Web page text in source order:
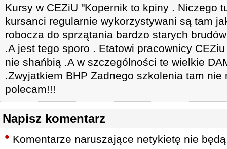
Kursy w CEZiU "Kopernik to kpiny . Niczego
kursanci regularnie wykorzystywani są tam
robocza do sprzątania bardzo starych
.A jest tego sporo . Etatowi pracownicy
nie shańbią .A w szczególności te wielkie
.Zwyjatkiem BHP Zadnego szkolenia tam nie
polecam!!!
Napisz komentarz
Komentarze naruszające netykietę nie